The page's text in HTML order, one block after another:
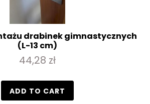
drabinek gimnastycznych
(L-13 cm)
44,28 zł
ADD TO CART